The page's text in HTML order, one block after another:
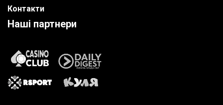
Контакти
Наші партнери